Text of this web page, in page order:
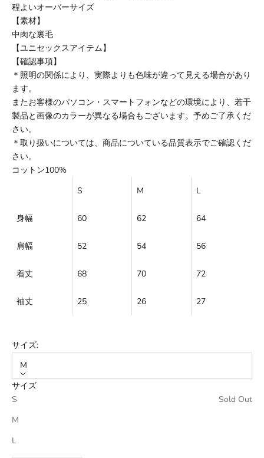
程よいオーバーサイズ
【素材】
中肉な裏毛
【ユニセックスアイテム】
【確認事項】
＊照明の関係により、実際よりも色味が違って見える場合があり
ます。
またお客様のパソコン・スマートフォンなどの環境により、若干
製品と画像のカラーが異なる場合もございます。予めご了承くだ
さい。
＊取り扱いについては、商品についている品質表示でご確認くだ
さい。
コットン100%
S
M L
身幅 60 62 64
肩幅 52 54 56
着丈 68 70 72
袖丈 25 26 27
サイズ:
M
サイズ
S
Sold Out
M
L